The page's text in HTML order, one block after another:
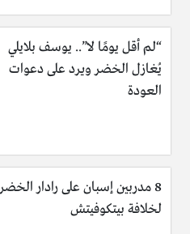
“لم أقل يومًا لا”.. يوسف بلايلي
يُغازل الخضر ويرد على دعوات
العودة
8 مدربين إسبان على رادار الخضر
لخلافة بيتكوفيتش